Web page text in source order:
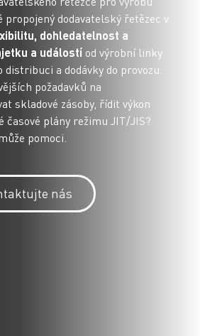
dodavatelský řetězec v
dohledatelnost a
a událostí od výrobní linky
distribuci a dodávky do provozu.
požadavků na
skladové zásoby, řídit výkon
plány režimu JIT/JIS?
pomoci.
nás